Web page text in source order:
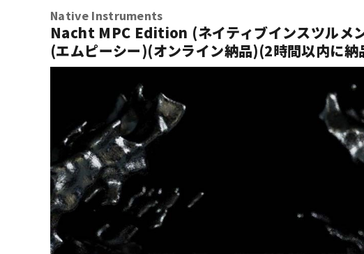
キーボード 電子ピアノ
DJ機器
中古
Native Instruments
Nacht MPC Edition (ネイティブインスツルメ
(エムピーシー)(オンライン納品)(2時間以内に納